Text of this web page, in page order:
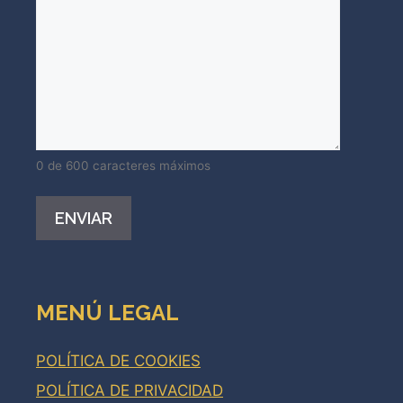
0 de 600 caracteres máximos
MENÚ LEGAL
POLÍTICA DE COOKIES
POLÍTICA DE PRIVACIDAD